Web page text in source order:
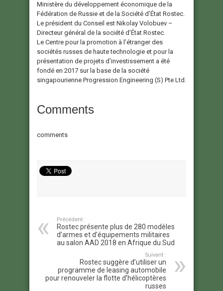
Ministère du développement économique de la
Fédération de Russie et de la Société d’État Rostec.
Le président du Conseil est Nikolay Volobuev –
Directeur général de la société d’État Rostec.
Le Centre pour la promotion à l’étranger des
sociétés russes de haute technologie et pour la
présentation de projets d’investissement a été
fondé en 2017 sur la base de la société
singapourienne Progression Engineering (S) Pte Ltd.
Comments
comments
Précédent :
Rostec présente plus de 280 modèles
d’armes et d’équipements militaires
au salon AAD 2018 en Afrique du Sud
Suivant :
Rostec suggère d’utiliser un
programme de leasing automobile
pour renouveler la flotte d’hélicoptères
russes